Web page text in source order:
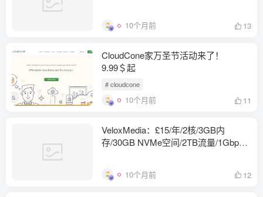
10个月前 13
CloudCone家万圣节活动来了！
9.99＄起
# cloudcone
10个月前 11
VeloxMedia：£15/年/2核/3GB内
存/30GB NVMe空间/2TB流量/1Gbps
10个月前 12